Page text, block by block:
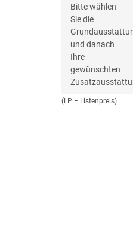
Bitte wählen
Sie die
und danach
Ihre
gewünschten
(LP = Listenpreis)